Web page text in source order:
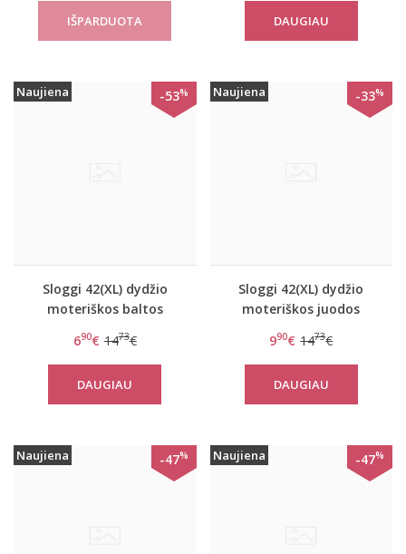
DAUGIAU
Naujiena -53%
Sloggi 42(XL) dydžio
moteriškos baltos
Pure Maxi C3P
690€ 1473€
DAUGIAU
Naujiena -33%
Sloggi 42(XL) dydžio
moteriškos juodos
Pure Maxi C3P
990€ 1473€
DAUGIAU
Naujiena -47% Naujiena -47%